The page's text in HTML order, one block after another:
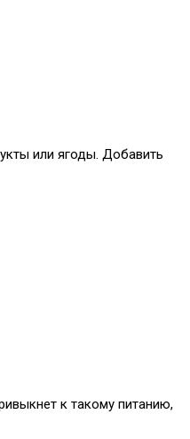
или ягоды. Добавить
к такому питанию,